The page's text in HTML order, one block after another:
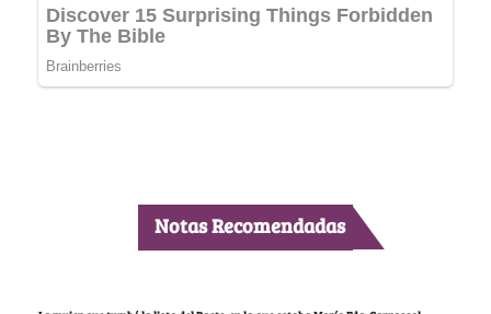
Notas Recomendadas